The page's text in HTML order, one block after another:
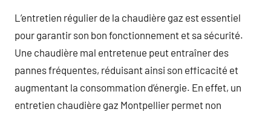
L’entretien régulier de la chaudière gaz est essentiel
pour garantir son bon fonctionnement et sa sécurité.
Une chaudière mal entretenue peut entraîner des
pannes fréquentes, réduisant ainsi son efficacité et
augmentant la consommation d’énergie. En effet, un
entretien chaudière gaz Montpellier permet non